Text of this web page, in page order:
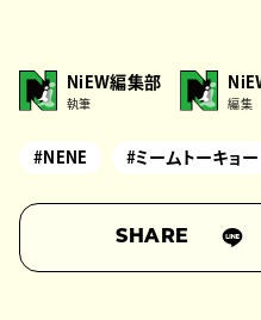
NiEW編集部
執筆 編集
#NENE #ミームトーキョー
SHARE